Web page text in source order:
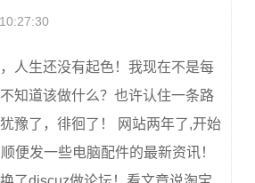
人生还没有起色！我现在不是每
知道该做什么？也许认住一条路
豫了，徘徊了！ 网站两年了,开始
便发一些电脑配件的最新资讯！